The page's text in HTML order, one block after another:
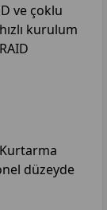
ve çoklu
kurulum
Kurtarma
düzeyde